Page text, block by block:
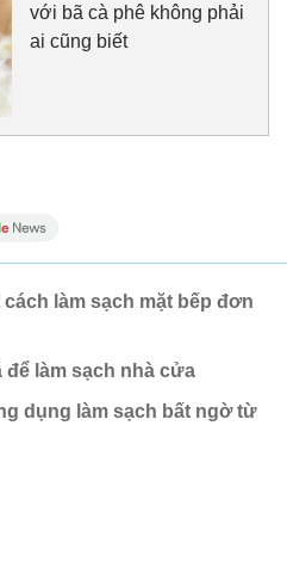
với bã cà phê không phải
ai cũng biết
làm sạch mặt bếp đơn
làm sạch nhà cửa
dụng làm sạch bất ngờ từ